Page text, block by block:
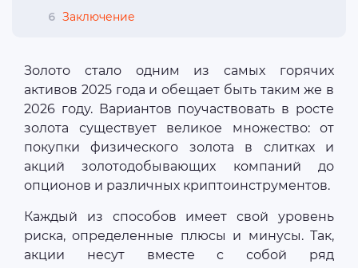
6 Заключение
Золото стало одним из самых горячих
активов 2025 года и обещает быть таким же в
2026 году. Вариантов поучаствовать в росте
золота существует великое множество: от
покупки физического золота в слитках и
акций золотодобывающих компаний до
опционов и различных криптоинструментов.
Каждый из способов имеет свой уровень
риска, определенные плюсы и минусы. Так,
акции несут вместе с собой ряд